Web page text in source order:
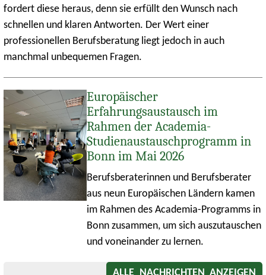
fordert diese heraus, denn sie erfüllt den Wunsch nach
schnellen und klaren Antworten. Der Wert einer
professionellen Berufsberatung liegt jedoch in auch
manchmal unbequemen Fragen.
Europäischer
Erfahrungsaustausch im
Rahmen der Academia-
Studienaustauschprogramm in
Bonn im Mai 2026
Berufsberaterinnen und Berufsberater
aus neun Europäischen Ländern kamen
im Rahmen des Academia-Programms in
Bonn zusammen, um sich auszutauschen
und voneinander zu lernen.